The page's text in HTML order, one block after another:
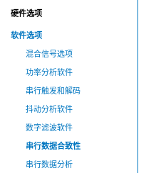
硬件选项
软件选项
混合信号选项
功率分析软件
串行触发和解码
抖动分析软件
数字滤波软件
串行数据合致性
串行数据分析